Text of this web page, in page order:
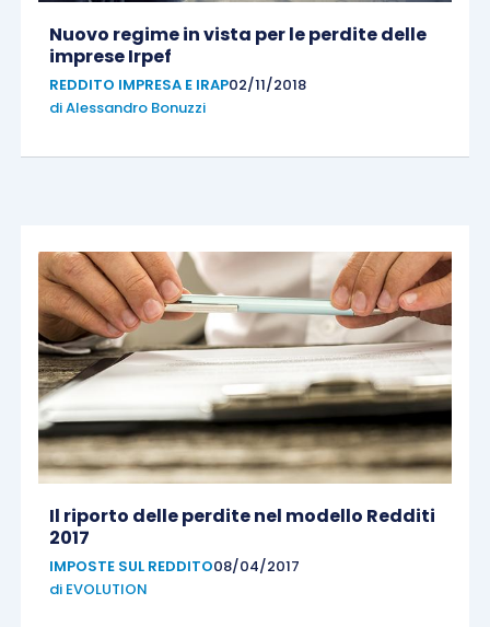
Nuovo regime in vista per le perdite delle
imprese Irpef
REDDITO IMPRESA E IRAP02/11/2018
diAlessandro Bonuzzi
Il riporto delle perdite nel modello Redditi
2017
IMPOSTE SUL REDDITO08/04/2017
di EVOLUTION